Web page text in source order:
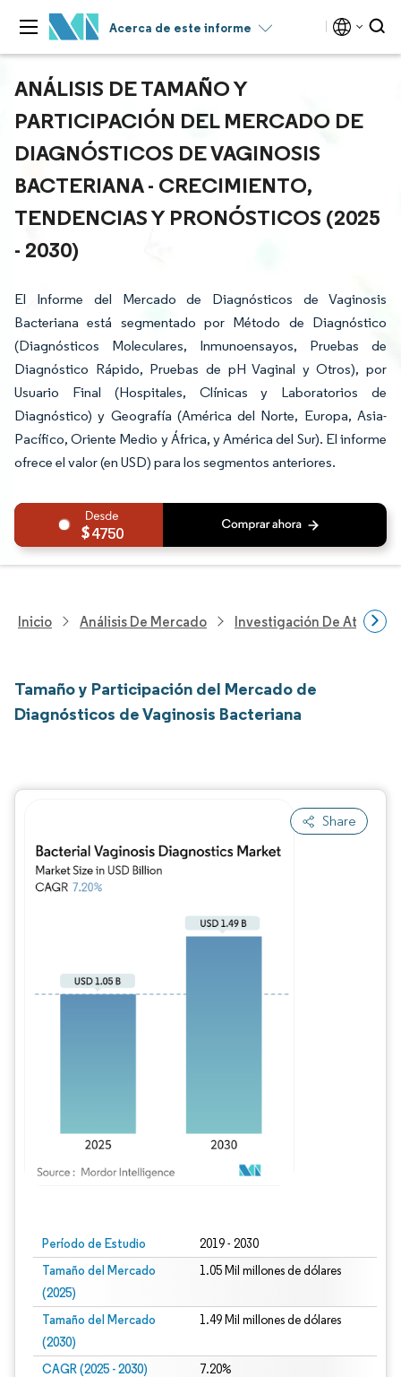
Acerca de este informe
ANÁLISIS DE TAMAÑO Y
PARTICIPACIÓN DEL MERCADO DE
DIAGNÓSTICOS DE VAGINOSIS
BACTERIANA - CRECIMIENTO,
TENDENCIAS Y PRONÓSTICOS (2025
- 2030)
El Informe del Mercado de Diagnósticos de Vaginosis
Bacteriana está segmentado por Método de Diagnóstico
(Diagnósticos Moleculares, Inmunoensayos, Pruebas de
Diagnóstico Rápido, Pruebas de pH Vaginal y Otros), por
Usuario Final (Hospitales, Clínicas y Laboratorios de
Diagnóstico) y Geografía (América del Norte, Europa, Asia-
Pacífico, Oriente Medio y África, y América del Sur). El informe
ofrece el valor (en USD) para los segmentos anteriores.
4750
Inicio Análisis De Mercado Investigación De
Tamaño y Participación del Mercado de
Diagnósticos de Vaginosis Bacteriana
Share
Período de Estudio 2019 - 2030
Tamaño del Mercado
(2025)
1.05 Mil millones de dólares
Tamaño del Mercado
(2030)
1.49 Mil millones de dólares
CAGR (2025 - 2030) 7.20%